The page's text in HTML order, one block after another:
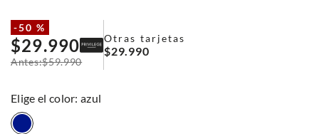
-50 %
$29.990
$59.990
Otras tarjetas
$29.990
: azul